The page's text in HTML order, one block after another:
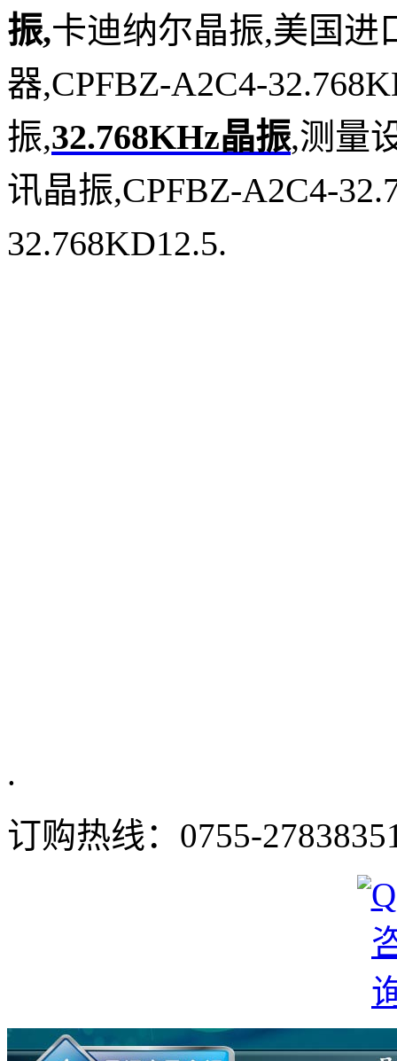
振,卡迪纳尔晶振,美国进
器,CPFBZ-A2C4-
振,32.768KHz晶振,测量
讯晶振,CPFBZ-A2C4-
32.768KD12.5.
.
订购热线： 0755-